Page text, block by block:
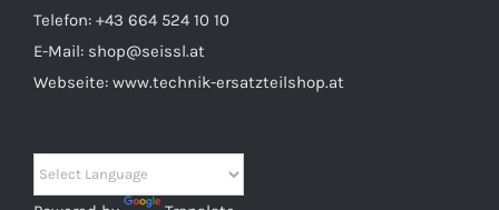
Telefon: +43 664 524 10 10
E-Mail: shop@seissl.at
Webseite: www.technik-ersatzteilshop.at